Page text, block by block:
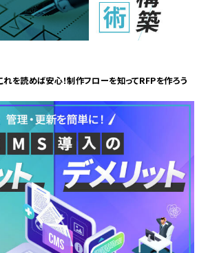
を読めば安心！制作フローを知ってRFPを作ろう